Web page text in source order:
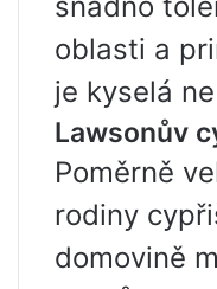
oblasti a
je kyselá
Lawsonův
Poměrně
rodiny
domovině